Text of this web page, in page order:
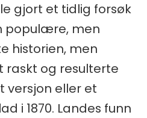
gjort et tidlig forsøk
populære, men
historien, men
raskt og resulterte
versjon eller et
i 1870. Landes funn